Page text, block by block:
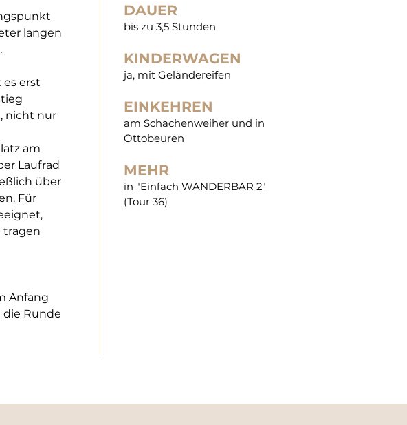
langen
erst
nicht nur
am
Laufrad
über
Für
tragen
Anfang
die Runde
DAUER
bis zu 3,5 Stunden
KINDERWAGEN
ja, mit Geländereifen
EINKEHREN
am Schachenweiher und in
Ottobeuren
MEHR
in "Einfach WANDERBAR 2"
(Tour 36)